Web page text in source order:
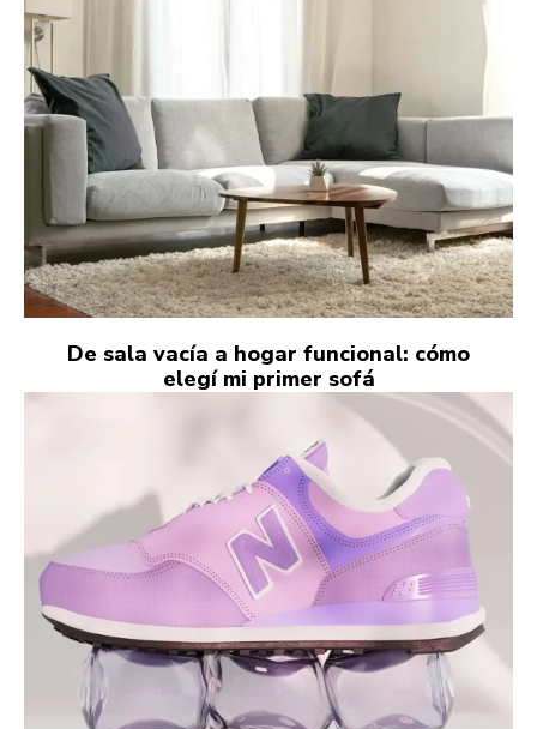
De sala vacía a hogar funcional: cómo
elegí mi primer sofá